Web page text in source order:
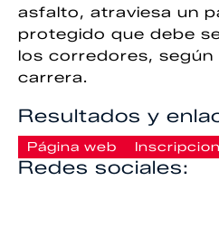
asfalto, atraviesa un
protegido que debe
los corredores, según
carrera.
Resultados y
Página web
Redes sociales: